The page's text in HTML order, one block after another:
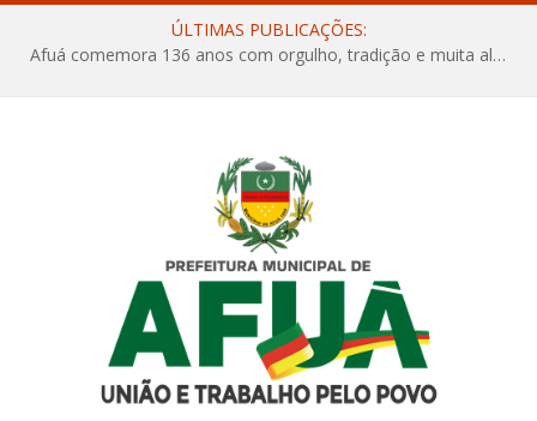
ÚLTIMAS PUBLICAÇÕES:
Afuá comemora 136 anos com orgulho, tradição e muita alegria na Quadra Dr. Nelson Salomão